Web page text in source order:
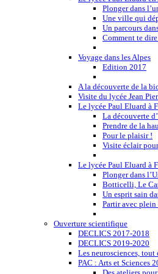
Plonger dans
Une ville qui
Un parcours
Comment te
Voyage dans les Alpes
Edition 2017
A la découverte de la
Visite du lycée Jean
Le lycée Paul Eluard à
La découverte
Prendre de la
Pour le plaisir !
Visite éclair
Le lycée Paul Eluard à
Plonger dans
Botticelli, Le
Un esprit sain
Partir avec plein
Ouverture scientifique
DECLICS 2017-2018
DECLICS 2019-2020
Les neurosciences, tout
PAC : Arts et Sciences